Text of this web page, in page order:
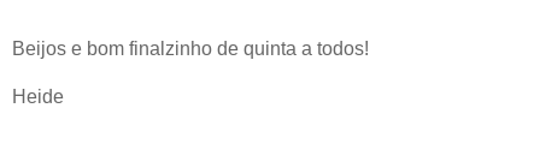
Beijos e bom finalzinho de quinta a todos!
Heide